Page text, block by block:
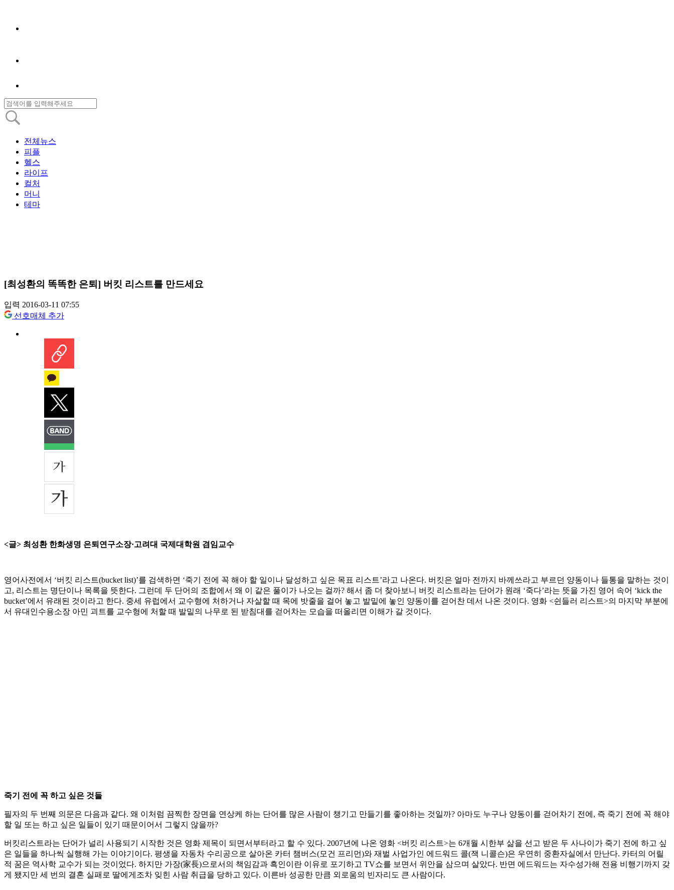
전체뉴스
피플
헬스
라이프
컬처
머니
테마
[최성환의 똑똑한 은퇴] 버킷 리스트를 만드세요
입력 2016-03-11 07:55
선호매체 추가
<글> 최성환 한화생명 은퇴연구소장·고려대 국제대학원 겸임교수
영어사전에서 ‘버킷 리스트(bucket list)’를 검색하면 ‘죽기 전에 꼭 해야 할 일이나 달성하고 싶은 목표 리스트’라고 나온다. 버킷은 얼마 전까지 바께쓰라고 부르던 양동이나 들통을 말하는 것이
고, 리스트는 명단이나 목록을 뜻한다. 그런데 두 단어의 조합에서 왜 이 같은 풀이가 나오는 걸까? 해서 좀 더 찾아보니 버킷 리스트라는 단어가 원래 ‘죽다’라는 뜻을 가진 영어 속어 ‘kick the
bucket’에서 유래된 것이라고 한다. 중세 유럽에서 교수형에 처하거나 자살할 때 목에 밧줄을 걸어 놓고 발밑에 놓인 양동이를 걷어찬 데서 나온 것이다. 영화 <쉰들러 리스트>의 마지막 부분에
서 유대인수용소장 아민 괴트를 교수형에 처할 때 발밑의 나무로 된 받침대를 걷어차는 모습을 떠올리면 이해가 갈 것이다.
죽기 전에 꼭 하고 싶은 것들
필자의 두 번째 의문은 다음과 같다. 왜 이처럼 끔찍한 장면을 연상케 하는 단어를 많은 사람이 챙기고 만들기를 좋아하는 것일까? 아마도 누구나 양동이를 걷어차기 전에, 즉 죽기 전에 꼭 해야
할 일 또는 하고 싶은 일들이 있기 때문이어서 그렇지 않을까?
버킷리스트라는 단어가 널리 사용되기 시작한 것은 영화 제목이 되면서부터라고 할 수 있다. 2007년에 나온 영화 <버킷 리스트>는 6개월 시한부 삶을 선고 받은 두 사나이가 죽기 전에 하고 싶
은 일들을 하나씩 실행해 가는 이야기이다. 평생을 자동차 수리공으로 살아온 카터 챔버스(모건 프리먼)와 재벌 사업가인 에드워드 콜(잭 니콜슨)은 우연히 중환자실에서 만난다. 카터의 어릴
적 꿈은 역사학 교수가 되는 것이었다. 하지만 가장(家長)으로서의 책임감과 흑인이란 이유로 포기하고 TV쇼를 보면서 위안을 삼으며 살았다. 반면 에드워드는 자수성가해 전용 비행기까지 갖
게 됐지만 세 번의 결혼 실패로 딸에게조차 잊힌 사람 취급을 당하고 있다. 이른바 성공한 만큼 외로움의 빈자리도 큰 사람이다.